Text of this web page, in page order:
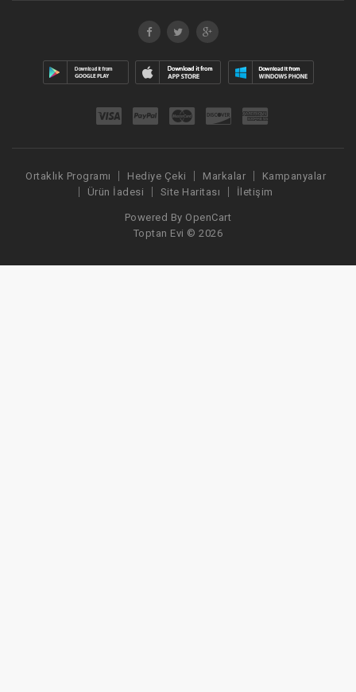
Ortaklık Programı Hediye Çeki Markalar
Kampanyalar
Ürün İadesi
Site Haritası İletişim
Powered By OpenCart
Toptan Evi © 2026